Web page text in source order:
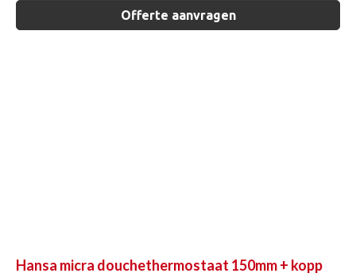
Offerte aanvragen
Hansa micra douchethermostaat 150mm + kopp